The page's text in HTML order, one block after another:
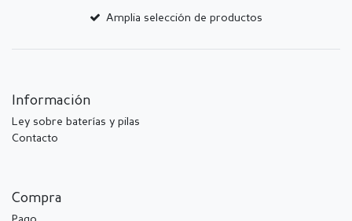
Amplia selección de productos
Información
Ley sobre baterías y pilas
Contacto
Compra